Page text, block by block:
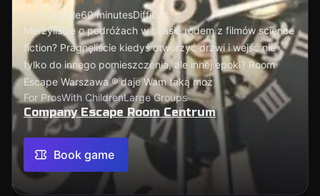
2 - 6 people60 minutesDifficult
Marzyliście o podróżach w czasie rodem z filmów science
fiction? Pragnęliście kiedyś otworzyć drzwi i wejść nie
tylko do innego pomieszczenia, ale innej epoki? Room
Escape Warszawa ® daje Wam taką moż
For ProsWith ChildrenLarge Groups
Company Escape Room Centrum
Book game